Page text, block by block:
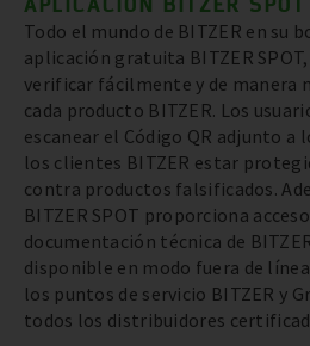
Todo el mundo de BITZER en su
aplicación gratuita BITZER
verificar fácilmente y de manera
cada producto BITZER. Los
escanear el Código QR adjunto a
los clientes BITZER estar
contra productos falsificados.
BITZER SPOT proporciona
documentación técnica de
disponible en modo fuera de
los puntos de servicio BITZER y
todos los distribuidores